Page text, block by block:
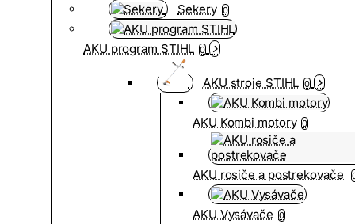
Sekery 0
AKU program STIHL 0
AKU stroje STIHL 0
AKU Kombi motory 0
AKU rosiče a postrekovače
AKU Vysávače 0